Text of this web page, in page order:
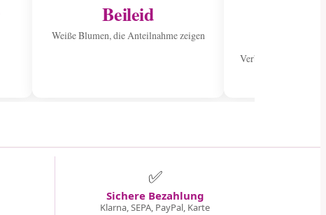
Beileid
Weiße Blumen, die Anteilnahme zeigen
Verbreiten Sie
✅
Sichere Bezahlung
Klarna, SEPA, PayPal, Karte